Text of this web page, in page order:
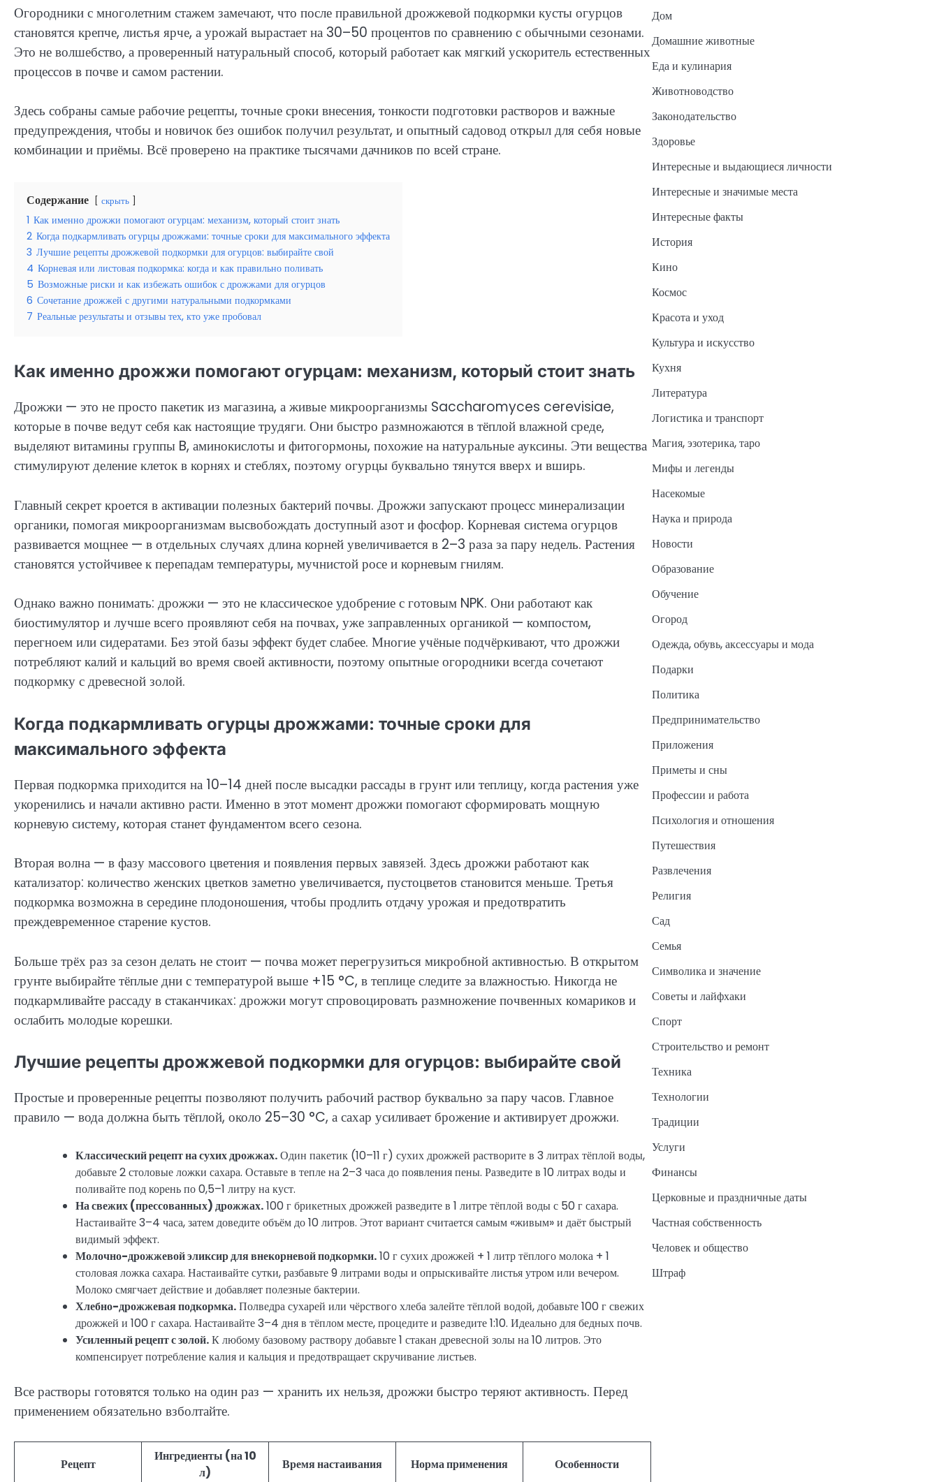
Огородники с многолетним стажем замечают, что после правильной дрожжевой подкормки кусты огурцов
становятся крепче, листья ярче, а урожай вырастает на 30–50 процентов по сравнению с обычными сезонами.
Это не волшебство, а проверенный натуральный способ, который работает как мягкий ускоритель естественных
процессов в почве и самом растении.
Здесь собраны самые рабочие рецепты, точные сроки внесения, тонкости подготовки растворов и важные
предупреждения, чтобы и новичок без ошибок получил результат, и опытный садовод открыл для себя новые
комбинации и приёмы. Всё проверено на практике тысячами дачников по всей стране.
Содержание скрыть
1 Как именно дрожжи помогают огурцам: механизм, который стоит знать
2 Когда подкармливать огурцы дрожжами: точные сроки для максимального эффекта
3 Лучшие рецепты дрожжевой подкормки для огурцов: выбирайте свой
4 Корневая или листовая подкормка: когда и как правильно поливать
5 Возможные риски и как избежать ошибок с дрожжами для огурцов
6 Сочетание дрожжей с другими натуральными подкормками
7 Реальные результаты и отзывы тех, кто уже пробовал
Как именно дрожжи помогают огурцам: механизм, который стоит знать
Дрожжи — это не просто пакетик из магазина, а живые микроорганизмы Saccharomyces cerevisiae,
которые в почве ведут себя как настоящие трудяги. Они быстро размножаются в тёплой влажной среде,
выделяют витамины группы B, аминокислоты и фитогормоны, похожие на натуральные ауксины. Эти вещества
стимулируют деление клеток в корнях и стеблях, поэтому огурцы буквально тянутся вверх и вширь.
Главный секрет кроется в активации полезных бактерий почвы. Дрожжи запускают процесс минерализации
органики, помогая микроорганизмам высвобождать доступный азот и фосфор. Корневая система огурцов
развивается мощнее — в отдельных случаях длина корней увеличивается в 2–3 раза за пару недель. Растения
становятся устойчивее к перепадам температуры, мучнистой росе и корневым гнилям.
Однако важно понимать: дрожжи — это не классическое удобрение с готовым NPK. Они работают как
биостимулятор и лучше всего проявляют себя на почвах, уже заправленных органикой — компостом,
перегноем или сидератами. Без этой базы эффект будет слабее. Многие учёные подчёркивают, что дрожжи
потребляют калий и кальций во время своей активности, поэтому опытные огородники всегда сочетают
подкормку с древесной золой.
Когда подкармливать огурцы дрожжами: точные сроки для
максимального эффекта
Первая подкормка приходится на 10–14 дней после высадки рассады в грунт или теплицу, когда растения уже
укоренились и начали активно расти. Именно в этот момент дрожжи помогают сформировать мощную
корневую систему, которая станет фундаментом всего сезона.
Вторая волна — в фазу массового цветения и появления первых завязей. Здесь дрожжи работают как
катализатор: количество женских цветков заметно увеличивается, пустоцветов становится меньше. Третья
подкормка возможна в середине плодоношения, чтобы продлить отдачу урожая и предотвратить
преждевременное старение кустов.
Больше трёх раз за сезон делать не стоит — почва может перегрузиться микробной активностью. В открытом
грунте выбирайте тёплые дни с температурой выше +15 °C, в теплице следите за влажностью. Никогда не
подкармливайте рассаду в стаканчиках: дрожжи могут спровоцировать размножение почвенных комариков и
ослабить молодые корешки.
Лучшие рецепты дрожжевой подкормки для огурцов: выбирайте свой
Простые и проверенные рецепты позволяют получить рабочий раствор буквально за пару часов. Главное
правило — вода должна быть тёплой, около 25–30 °C, а сахар усиливает брожение и активирует дрожжи.
Классический рецепт на сухих дрожжах.Один пакетик (10–11 г) сухих дрожжей растворите в 3 литрах тёплой воды,
добавьте 2 столовые ложки сахара. Оставьте в тепле на 2–3 часа до появления пены. Разведите в 10 литрах воды и
поливайте под корень по 0,5–1 литру на куст.
На свежих (прессованных) дрожжах.100 г брикетных дрожжей разведите в 1 литре тёплой воды с 50 г сахара.
Настаивайте 3–4 часа, затем доведите объём до 10 литров. Этот вариант считается самым «живым» и даёт быстрый
видимый эффект.
Молочно-дрожжевой эликсир для внекорневой подкормки.10 г сухих дрожжей + 1 литр тёплого молока + 1
столовая ложка сахара. Настаивайте сутки, разбавьте 9 литрами воды и опрыскивайте листья утром или вечером.
Молоко смягчает действие и добавляет полезные бактерии.
Хлебно-дрожжевая подкормка.Полведра сухарей или чёрствого хлеба залейте тёплой водой, добавьте 100 г свежих
дрожжей и 100 г сахара. Настаивайте 3–4 дня в тёплом месте, процедите и разведите 1:10. Идеально для бедных почв.
Усиленный рецепт с золой.К любому базовому раствору добавьте 1 стакан древесной золы на 10 литров. Это
компенсирует потребление калия и кальция и предотвращает скручивание листьев.
Все растворы готовятся только на один раз — хранить их нельзя, дрожжи быстро теряют активность. Перед
применением обязательно взболтайте.
Рецепт
Ингредиенты (на 10
л)
Время настаивания Норма применения Особенности
Дом
Домашние животные
Еда и кулинария
Животноводство
Законодательство
Здоровье
Интересные и выдающиеся личности
Интересные и значимые места
Интересные факты
История
Кино
Космос
Красота и уход
Культура и искусство
Кухня
Литература
Логистика и транспорт
Магия, эзотерика, таро
Мифы и легенды
Насекомые
Наука и природа
Новости
Образование
Обучение
Огород
Одежда, обувь, аксессуары и мода
Подарки
Политика
Предпринимательство
Приложения
Приметы и сны
Профессии и работа
Психология и отношения
Путешествия
Развлечения
Религия
Сад
Семья
Символика и значение
Советы и лайфхаки
Спорт
Строительство и ремонт
Техника
Технологии
Традиции
Услуги
Финансы
Церковные и праздничные даты
Частная собственность
Человек и общество
Штраф